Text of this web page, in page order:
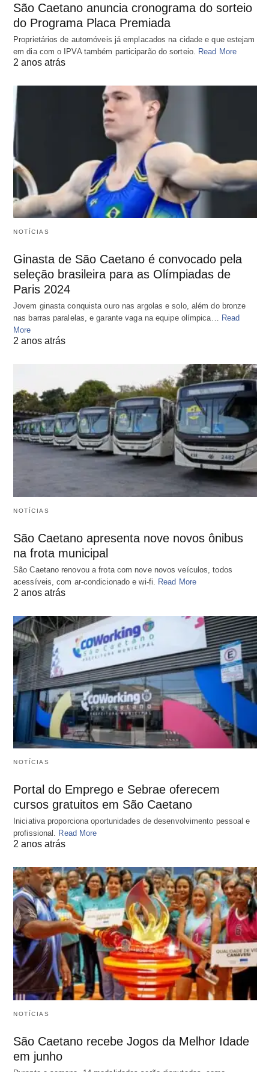
São Caetano anuncia cronograma do sorteio
do Programa Placa Premiada
Proprietários de automóveis já emplacados na cidade e que estejam
em dia com o IPVA também participarão do sorteio. Read More
2 anos atrás
NOTÍCIAS
Ginasta de São Caetano é convocado pela
seleção brasileira para as Olímpiadas de
Paris 2024
Jovem ginasta conquista ouro nas argolas e solo, além do bronze
nas barras paralelas, e garante vaga na equipe olímpica… Read
More
2 anos atrás
NOTÍCIAS
São Caetano apresenta nove novos ônibus
na frota municipal
São Caetano renovou a frota com nove novos veículos, todos
acessíveis, com ar-condicionado e wi-fi.
Read More
2 anos atrás
NOTÍCIAS
Portal do Emprego e Sebrae oferecem
cursos gratuitos em São Caetano
Iniciativa proporciona oportunidades de desenvolvimento pessoal e
profissional. Read More
2 anos atrás
NOTÍCIAS
São Caetano recebe Jogos da Melhor Idade
em junho